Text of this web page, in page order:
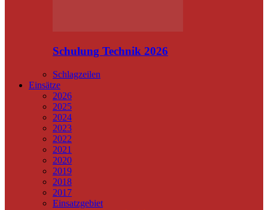
Schulung Technik 2026
Schlagzeilen
Einsätze
2026
2025
2024
2023
2022
2021
2020
2019
2018
2017
Einsatzgebiet